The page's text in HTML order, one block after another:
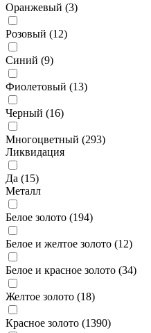
Оранжевый (3)
Розовый (12)
Синий (9)
Фиолетовый (13)
Черный (16)
Многоцветный (293)
Ликвидация
Да (15)
Металл
Белое золото (194)
Белое и желтое золото (12)
Белое и красное золото (34)
Желтое золото (18)
Красное золото (1390)